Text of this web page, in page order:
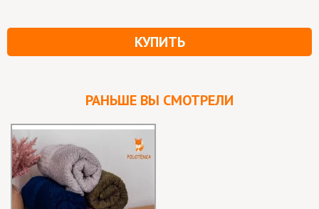
КУПИТЬ
РАНЬШЕ ВЫ СМОТРЕЛИ